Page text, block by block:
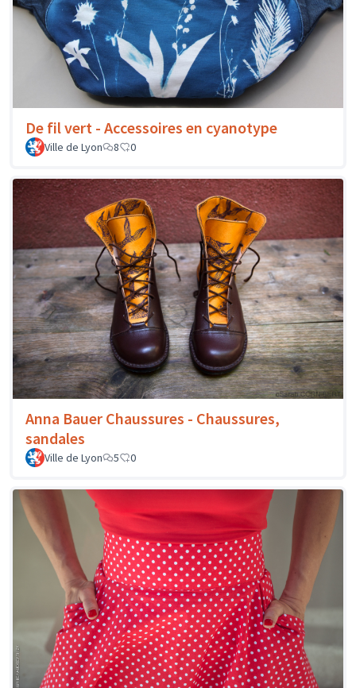
De fil vert - Accessoires en cyanotype
Ville de Lyon 8 0
Anna Bauer Chaussures - Chaussures,
sandales
Ville de Lyon 5 0